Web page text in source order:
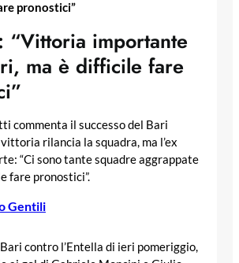
pronostici”
“Vittoria importante
ma è difficile fare
commenta il successo del Bari
rilancia la squadra, ma l’ex
“Ci sono tante squadre aggrappate
fare pronostici”.
Gentili
contro l’Entella di ieri pomeriggio,